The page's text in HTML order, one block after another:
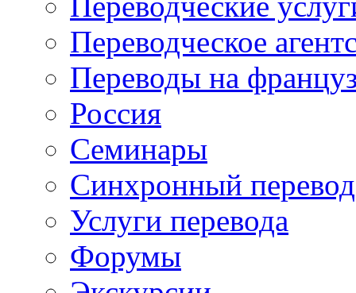
Переводческое
Переводы на
Россия
Семинары
Синхронный перевод
Услуги перевода
Форумы